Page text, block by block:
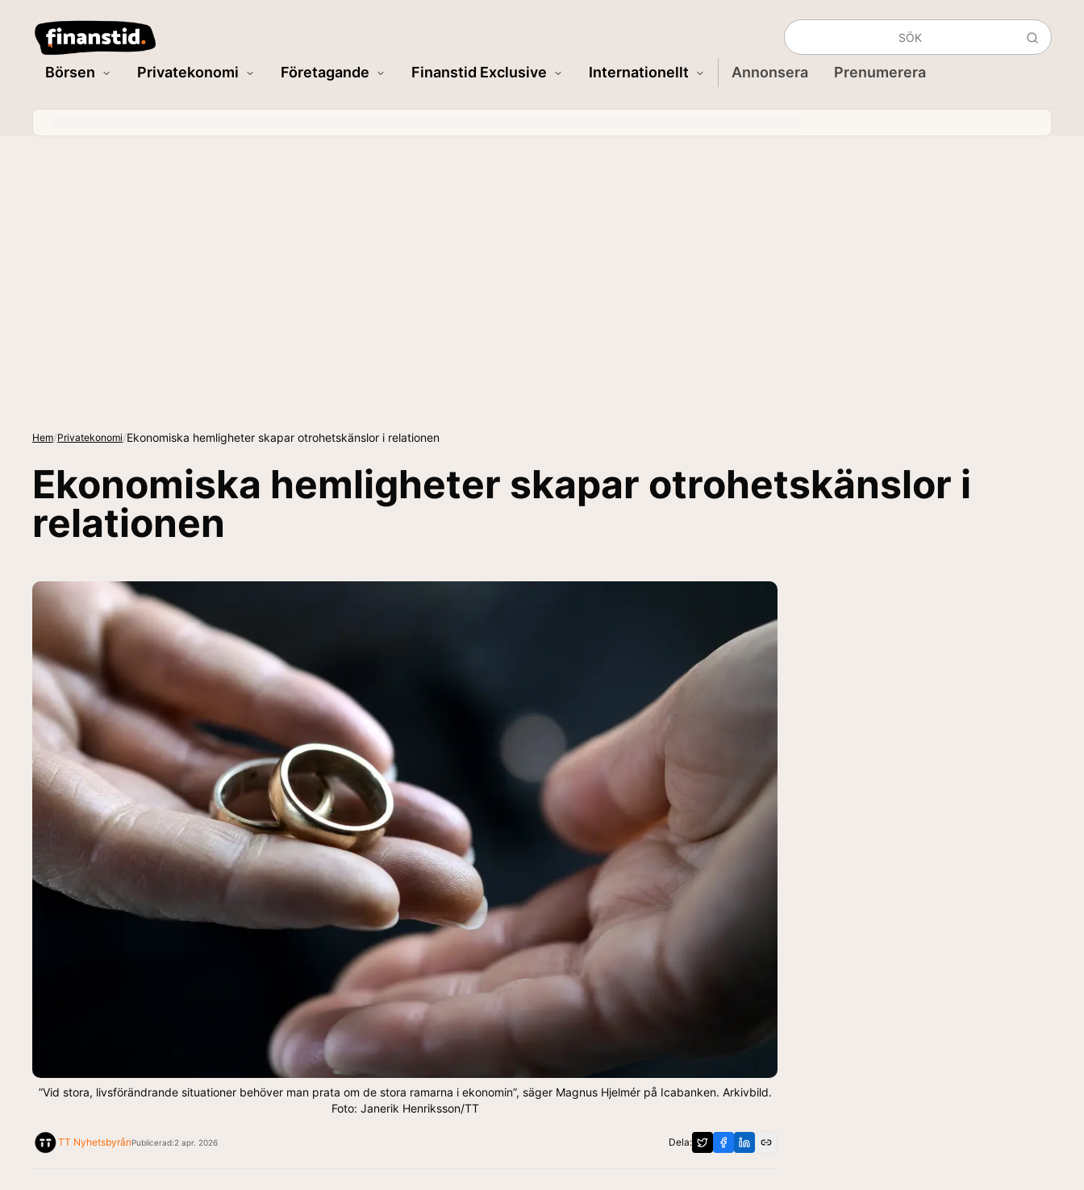
Börsen Privatekonomi Företagande Finanstid Exclusive Internationellt Annonsera Prenumerera
Hem/Privatekonomi/Ekonomiska hemligheter skapar otrohetskänslor i relationen
Ekonomiska hemligheter skapar otrohetskänslor i
relationen
”Vid stora, livsförändrande situationer behöver man prata om de stora ramarna i ekonomin”, säger Magnus Hjelmér på Icabanken. Arkivbild.
Foto: Janerik Henriksson/TT
TT NyhetsbyrånPublicerad:2 apr. 2026 Dela: